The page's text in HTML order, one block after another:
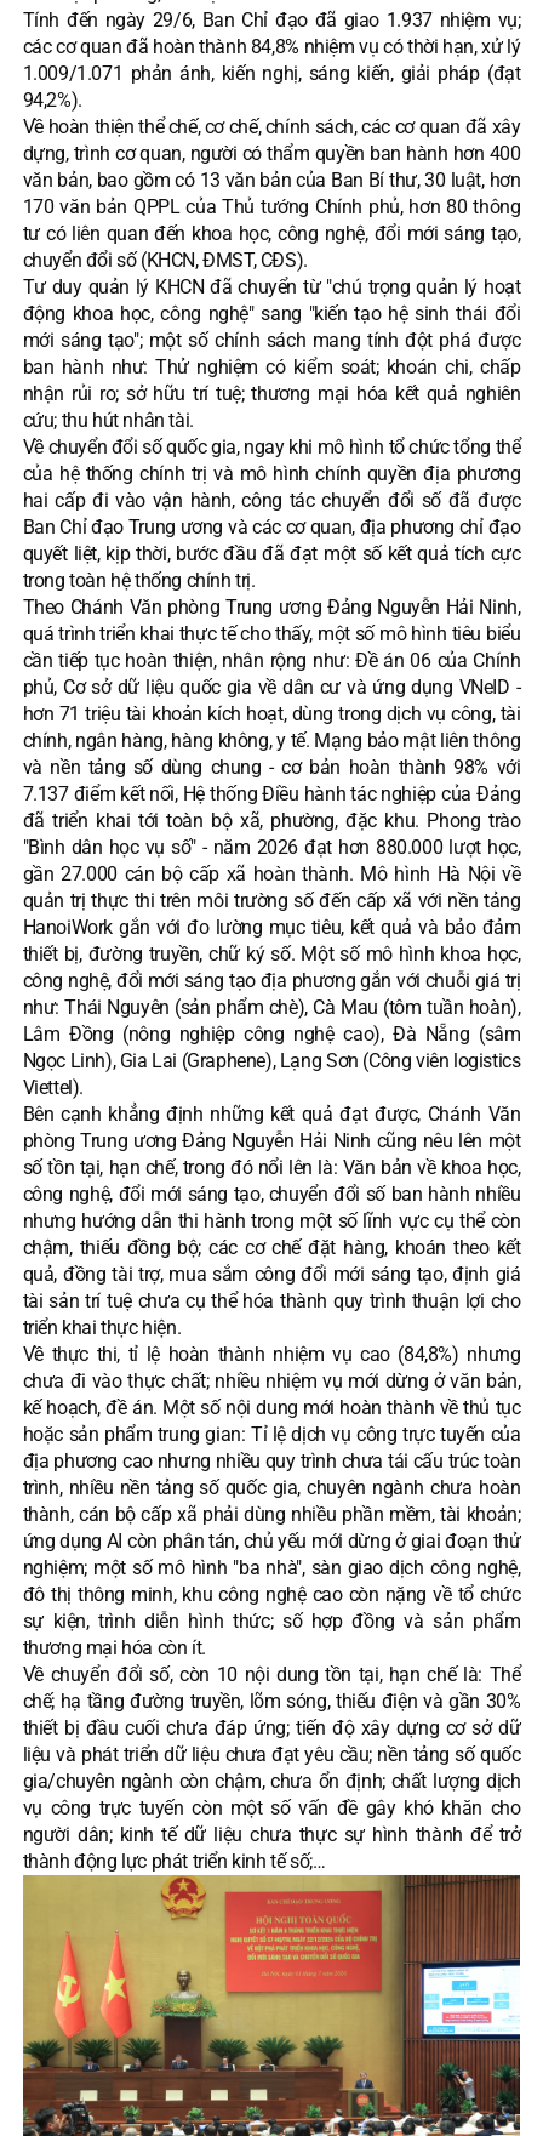
Tính đến ngày 29/6, Ban Chỉ đạo đã giao 1.937 nhiệm vụ;
các cơ quan đã hoàn thành 84,8% nhiệm vụ có thời hạn, xử lý
1.009/1.071 phản ánh, kiến nghị, sáng kiến, giải pháp (đạt
94,2%).
Về hoàn thiện thể chế, cơ chế, chính sách, các cơ quan đã xây
dựng, trình cơ quan, người có thẩm quyền ban hành hơn 400
văn bản, bao gồm có 13 văn bản của Ban Bí thư, 30 luật, hơn
170 văn bản QPPL của Thủ tướng Chính phủ, hơn 80 thông
tư có liên quan đến khoa học, công nghệ, đổi mới sáng tạo,
chuyển đổi số (KHCN, ĐMST, CĐS).
Tư duy quản lý KHCN đã chuyển từ "chú trọng quản lý hoạt
động khoa học, công nghệ" sang "kiến tạo hệ sinh thái đổi
mới sáng tạo"; một số chính sách mang tính đột phá được
ban hành như: Thử nghiệm có kiểm soát; khoán chi, chấp
nhận rủi ro; sở hữu trí tuệ; thương mại hóa kết quả nghiên
cứu; thu hút nhân tài.
Về chuyển đổi số quốc gia, ngay khi mô hình tổ chức tổng thể
của hệ thống chính trị và mô hình chính quyền địa phương
hai cấp đi vào vận hành, công tác chuyển đổi số đã được
Ban Chỉ đạo Trung ương và các cơ quan, địa phương chỉ đạo
quyết liệt, kịp thời, bước đầu đã đạt một số kết quả tích cực
trong toàn hệ thống chính trị.
Theo Chánh Văn phòng Trung ương Đảng Nguyễn Hải Ninh,
quá trình triển khai thực tế cho thấy, một số mô hình tiêu biểu
cần tiếp tục hoàn thiện, nhân rộng như: Đề án 06 của Chính
phủ, Cơ sở dữ liệu quốc gia về dân cư và ứng dụng VNeID -
hơn 71 triệu tài khoản kích hoạt, dùng trong dịch vụ công, tài
chính, ngân hàng, hàng không, y tế. Mạng bảo mật liên thông
và nền tảng số dùng chung - cơ bản hoàn thành 98% với
7.137 điểm kết nối, Hệ thống Điều hành tác nghiệp của Đảng
đã triển khai tới toàn bộ xã, phường, đặc khu. Phong trào
"Bình dân học vụ số" - năm 2026 đạt hơn 880.000 lượt học,
gần 27.000 cán bộ cấp xã hoàn thành. Mô hình Hà Nội về
quản trị thực thi trên môi trường số đến cấp xã với nền tảng
HanoiWork gắn với đo lường mục tiêu, kết quả và bảo đảm
thiết bị, đường truyền, chữ ký số. Một số mô hình khoa học,
công nghệ, đổi mới sáng tạo địa phương gắn với chuỗi giá trị
như: Thái Nguyên (sản phẩm chè), Cà Mau (tôm tuần hoàn),
Lâm Đồng (nông nghiệp công nghệ cao), Đà Nẵng (sâm
Ngọc Linh), Gia Lai (Graphene), Lạng Sơn (Công viên logistics
Viettel).
Bên cạnh khẳng định những kết quả đạt được, Chánh Văn
phòng Trung ương Đảng Nguyễn Hải Ninh cũng nêu lên một
số tồn tại, hạn chế, trong đó nổi lên là: Văn bản về khoa học,
công nghệ, đổi mới sáng tạo, chuyển đổi số ban hành nhiều
nhưng hướng dẫn thi hành trong một số lĩnh vực cụ thể còn
chậm, thiếu đồng bộ; các cơ chế đặt hàng, khoán theo kết
quả, đồng tài trợ, mua sắm công đổi mới sáng tạo, định giá
tài sản trí tuệ chưa cụ thể hóa thành quy trình thuận lợi cho
triển khai thực hiện.
Về thực thi, tỉ lệ hoàn thành nhiệm vụ cao (84,8%) nhưng
chưa đi vào thực chất; nhiều nhiệm vụ mới dừng ở văn bản,
kế hoạch, đề án. Một số nội dung mới hoàn thành về thủ tục
hoặc sản phẩm trung gian: Tỉ lệ dịch vụ công trực tuyến của
địa phương cao nhưng nhiều quy trình chưa tái cấu trúc toàn
trình, nhiều nền tảng số quốc gia, chuyên ngành chưa hoàn
thành, cán bộ cấp xã phải dùng nhiều phần mềm, tài khoản;
ứng dụng AI còn phân tán, chủ yếu mới dừng ở giai đoạn thử
nghiệm; một số mô hình "ba nhà", sàn giao dịch công nghệ,
đô thị thông minh, khu công nghệ cao còn nặng về tổ chức
sự kiện, trình diễn hình thức; số hợp đồng và sản phẩm
thương mại hóa còn ít.
Về chuyển đổi số, còn 10 nội dung tồn tại, hạn chế là: Thể
chế; hạ tầng đường truyền, lõm sóng, thiếu điện và gần 30%
thiết bị đầu cuối chưa đáp ứng; tiến độ xây dựng cơ sở dữ
liệu và phát triển dữ liệu chưa đạt yêu cầu; nền tảng số quốc
gia/chuyên ngành còn chậm, chưa ổn định; chất lượng dịch
vụ công trực tuyến còn một số vấn đề gây khó khăn cho
người dân; kinh tế dữ liệu chưa thực sự hình thành để trở
thành động lực phát triển kinh tế số;…